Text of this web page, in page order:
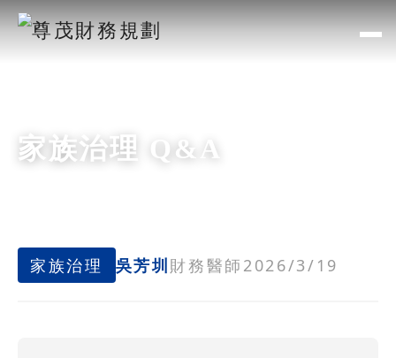
家族治理 Q&A
家族治理 吳芳圳財務醫師 2026/3/19